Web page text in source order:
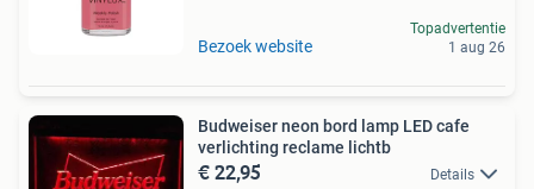
Bezoek website
Topadvertentie
1 aug 26
Budweiser neon bord lamp LED cafe
verlichting reclame lichtb
€ 22,95 Details